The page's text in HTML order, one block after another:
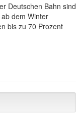
Deutschen Bahn sind
dem Winter
bis zu 70 Prozent